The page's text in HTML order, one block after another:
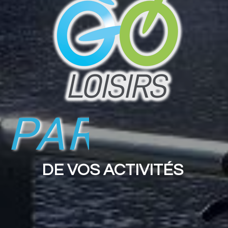
DE VOS ACTIVITÉS